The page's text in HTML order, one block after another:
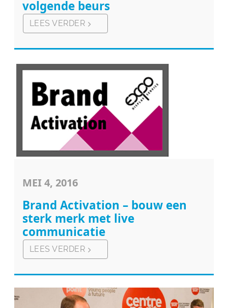
volgende beurs
LEES VERDER
MEI 4, 2016
Brand Activation – bouw een
sterk merk met live
communicatie
LEES VERDER